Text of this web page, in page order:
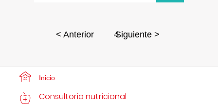
< Anterior 4
Siguiente >
Inicio
Consultorio nutricional